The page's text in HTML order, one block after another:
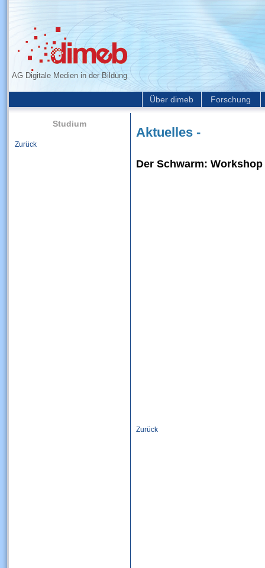
AG Digitale Medien in der Bildung
Über dimeb Forschung
Studium
Zurück
Aktuelles -
Der Schwarm:
Zurück